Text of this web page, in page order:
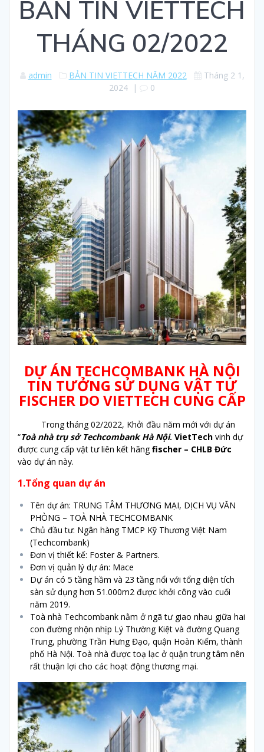
BẢN TIN VIETTECH
THÁNG 02/2022
admin BẢN TIN VIETTECH NĂM 2022
Tháng 2 1,
2024 | 0
DỰ ÁN TECHCOMBANK HÀ NỘI
TIN TƯỞNG SỬ DỤNG VẬT TƯ
FISCHER DO VIETTECH CUNG CẤP
Trong tháng 02/2022, Khởi đầu năm mới với dự án
“Toà nhà trụ sở Techcombank Hà Nội. VietTech vinh dự
được cung cấp vật tư liên kết hãngfischer – CHLB Đức
vào dự án này.
1.Tổng quan dự án
Tên dự án: TRUNG TÂM THƯƠNG MẠI, DỊCH VỤ VĂN
PHÒNG – TOÀ NHÀ TECHCOMBANK
Chủ đầu tư: Ngân hàng TMCP Kỹ Thương Việt Nam
(Techcombank)
Đơn vị thiết kế: Foster & Partners.
Đơn vị quản lý dự án: Mace
Dự án có 5 tầng hầm và 23 tầng nổi với tổng diện tích
sàn sử dụng hơn 51.000m2 được khởi công vào cuối
năm 2019.
Toà nhà Techcombank nằm ở ngã tư giao nhau giữa hai
con đường nhộn nhịp Lý Thường Kiệt và đường Quang
Trung, phường Trần Hưng Đạo, quận Hoàn Kiếm, thành
phố Hà Nội. Toà nhà được toạ lạc ở quận trung tâm nên
rất thuận lợi cho các hoạt động thương mại.